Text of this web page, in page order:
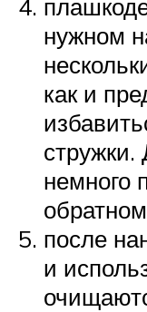
нужном
как и
стружки.
немного
после
и